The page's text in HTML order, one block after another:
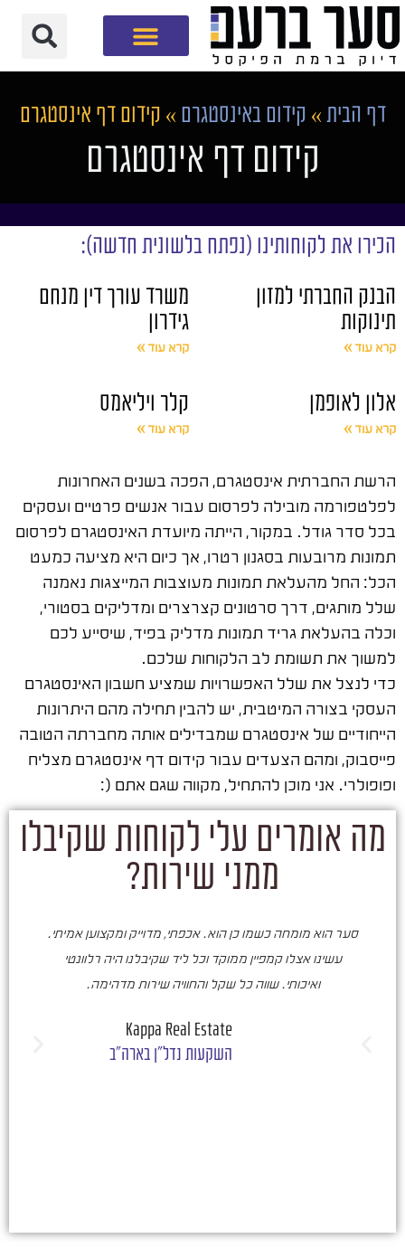
דף הבית » קידום באינסטגרם » קידום דף אינסטגרם
קידום דף אינסטגרם
הכירו את לקוחותינו (נפתח בלשונית חדשה):
הבנק החברתי למזון
תינוקות
קרא עוד »
משרד עורך דין מנחם
גידרון
קרא עוד »
אלון לאופמן
קרא עוד »
קלר ויליאמס
קרא עוד »
הרשת החברתית אינסטגרם, הפכה בשנים האחרונות
לפלטפורמה מובילה לפרסום עבור אנשים פרטיים ועסקים
בכל סדר גודל. במקור, הייתה מיועדת האינסטגרם לפרסום
תמונות מרובעות בסגנון רטרו, אך כיום היא מציעה כמעט
הכל: החל מהעלאת תמונות מעוצבות המייצגות נאמנה
שלל מותגים, דרך סרטונים קצרצרים ומדליקים בסטורי,
וכלה בהעלאת גריד תמונות מדליק בפיד, שיסייע לכם
למשוך את תשומת לב הלקוחות שלכם.
כדי לנצל את שלל האפשרויות שמציע חשבון האינסטגרם
העסקי בצורה המיטבית, יש להבין תחילה מהם היתרונות
הייחודיים של אינסטגרם שמבדילים אותה מחברתה הטובה
פייסבוק, ומהם הצעדים עבור קידום דף אינסטגרם מצליח
ופופולרי. אני מוכן להתחיל, מקווה שגם אתם (:
מה אומרים עלי לקוחות שקיבלו
ממני שירות?
סער הוא מומחה כשמו כן הוא. אכפתי, מדוייק ומקצוען אמיתי.
עשינו אצלו קמפיין ממוקד וכל ליד שקיבלנו היה רלוונטי
ואיכותי. שווה כל שקל והחוויה שירות מדהימה.
Kappa Real Estate
השקעות נדל"ן בארה"ב